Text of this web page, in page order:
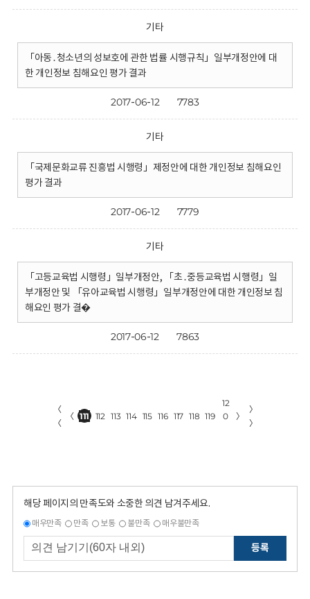
기타
「아동․청소년의 성보호에 관한 법률 시행규칙」일부개정안에 대
한 개인정보 침해요인 평가 결과
2017-06-12 7783
기타
「국제문화교류 진흥법 시행령」제정안에 대한 개인정보 침해요인
평가 결과
2017-06-12 7779
기타
「고등교육법 시행령」일부개정안, 「초․중등교육법 시행령」일
부개정안 및 「유아교육법 시행령」일부개정안에 대한 개인정보 침
해요인 평가 결�
2017-06-12 7863
〈
〈
〈 111 112 113 114 115 116 117 118 119
12
0
〉
〉
〉
해당 페이지의 만족도와 소중한 의견 남겨주세요.
매우만족 만족 보통 불만족 매우불만족
등록